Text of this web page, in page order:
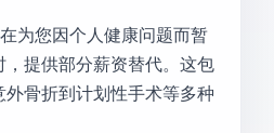
为您因个人健康问题而暂
，提供部分薪资替代。这包
骨折到计划性手术等多种